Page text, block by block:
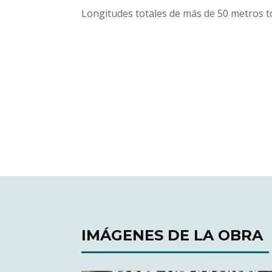
Longitudes totales de más de 50 metros
IMÁGENES DE LA OBRA